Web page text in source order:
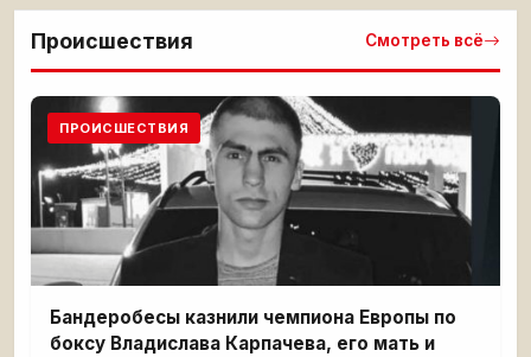
Происшествия Смотреть всё
ПРОИСШЕСТВИЯ
Бандеробесы казнили чемпиона Европы по
боксу Владислава Карпачева, его мать и